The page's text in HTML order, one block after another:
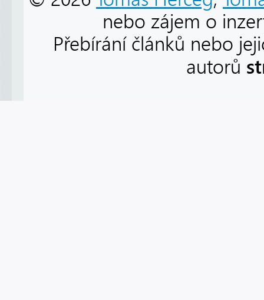
nebo zájem o
Přebírání článků nebo
autorů